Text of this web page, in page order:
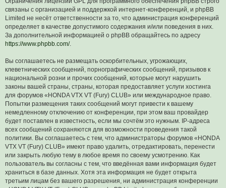
связаны с организацией и поддержкой интернет-конференций, и phpBB
Limited не несёт ответственности за то, что администрация конференций
определяет в качестве допустимого содержания и/или поведения в них.
За дополнительной информацией о phpBB обращайтесь по адресу
https://www.phpbb.com/.
Вы соглашаетесь не размещать оскорбительных, угрожающих,
клеветнических сообщений, порнографических сообщений, призывов к
национальной розни и прочих сообщений, которые могут нарушить
законы вашей страны, страны, которая предоставляет услуги хостинга
для форумов «HONDA VTX VT (Fury) CLUB» или международное право.
Попытки размещения таких сообщений могут привести к вашему
немедленному отключению от конференции, при этом ваш провайдер
будет поставлен в известность, если мы сочтём это нужным. IP-адреса
всех сообщений сохраняются для возможности проведения такой
политики. Вы соглашаетесь с тем, что администраторы форумов «HONDA
VTX VT (Fury) CLUB» имеют право удалить, отредактировать, перенести
или закрыть любую тему в любое время по своему усмотрению. Как
пользователь вы согласны с тем, что введённая вами информация будет
храниться в базе данных. Хотя эта информация не будет открыта
третьим лицам без вашего разрешения, ни администрация конференции